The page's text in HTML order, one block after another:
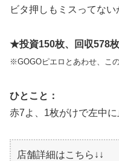
ビタ押しもミスってない
★投資150枚、回収578
※GOGOピエロとあわせ、こ
ひとこと：
赤7よ、1枚がけで左中に
店舗詳細はこちら↓↓